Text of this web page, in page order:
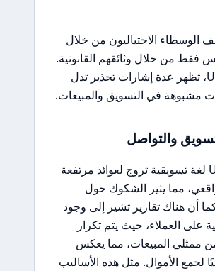
الوسطاء الاحتياليون من خلال
فقط من خلال وثائقهم القانونية.
في حالة UYS، تظهر عدة إشارات تحذير تدل
مشبوهة في التسويق والمبيعات.
والتواصل
تستخدم UYS لغة تسويقية تروج لعوائد مرتفعة
مما يثير الشكوك حول
أن هناك تقارير تشير إلى وجود
العملاء، حيث يتم تكرار
ممثلي المبيعات، مما يعكس
لجمع الأموال. مثل هذه الأساليب